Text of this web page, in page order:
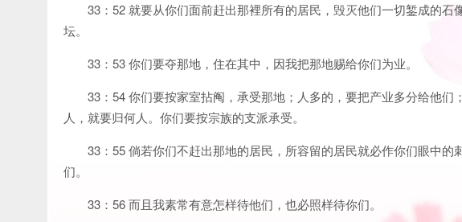
33：52 就要从你们面前赶出那裡所有的居民，毁灭他们一切錾成的
坛。
33：53 你们要夺那地，住在其中，因我把那地赐给你们为业。
33：54 你们要按家室拈阄，承受那地；人多的，要把产业多分给他
人，就要归何人。你们要按宗族的支派承受。
33：55 倘若你们不赶出那地的居民，所容留的居民就必作你们眼中
们。
33：56 而且我素常有意怎样待他们，也必照样待你们。